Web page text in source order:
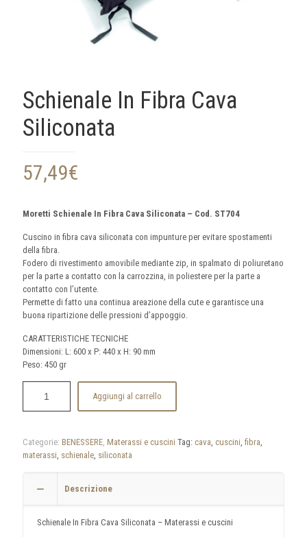
Schienale In Fibra Cava
Siliconata
57,49€
Moretti Schienale In Fibra Cava Siliconata – Cod. ST704
Cuscino in fibra cava siliconata con impunture per evitare spostamenti
della fibra.
Fodero di rivestimento amovibile mediante zip, in spalmato di poliuretano
per la parte a contatto con la carrozzina, in poliestere per la parte a
contatto con l’utente.
Permette di fatto una continua areazione della cute e garantisce una
buona ripartizione delle pressioni d’appoggio.
CARATTERISTICHE TECNICHE
Dimensioni: L: 600 x P: 440 x H: 90 mm
Peso: 450 gr
Aggiungi al carrello
Categorie: BENESSERE, Materassi e cuscini Tag: cava, cuscini, fibra,
materassi, schienale, siliconata
Descrizione
Schienale In Fibra Cava Siliconata – Materassi e cuscini